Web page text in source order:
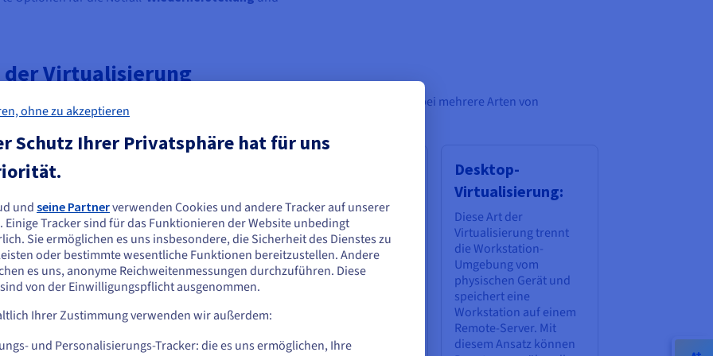
der Virtualisierung
oder einer IT-Infrastruktur können heute virtualisiert werden, wobei mehrere Arten von
wird ein
mit
mit
mehrere
werden
Massenspeicher kann
virtualisiert werden,
indem mehrere
physische
Speichergeräte so
konsolidiert werden,
dass sie als ein einziges
Speichergerät
erscheinen. Zu den
Mehrere Subnetze
können in demselben
physischen Netzwerk
erstellt werden, indem
Geräte in einer einzigen
zusammengefasst
Desktop-
Virtualisierung:
Diese Art der
Virtualisierung trennt
die Workstation-
Umgebung vom
physischen Gerät und
speichert eine
Workstation auf einem
Remote-Server. Mit
diesem Ansatz können
scheinen sich in Vereinigte Staaten zu
Sie aus Vereinigte Staaten bestellen möchten, müssen Sie sich auf der
Website umsehen und dort einen Account erstellen.
zur [Website] Webseite
us.ovhcloud.com/learn Englisch USD - $
ohne zu akzeptieren
Schutz Ihrer Privatsphäre hat für uns
und seine Partnerverwenden Cookies und andere Tracker auf unserer
Einige Tracker sind für das Funktionieren der Website unbedingt
Sie ermöglichen es uns insbesondere, die Sicherheit des Dienstes zu
oder bestimmte wesentliche Funktionen bereitzustellen. Andere
es uns, anonyme Reichweitenmessungen durchzuführen. Diese
von der Einwilligungspflicht ausgenommen.
Ihrer Zustimmung verwenden wir außerdem:
und Personalisierungs-Tracker: die es uns ermöglichen, Ihre